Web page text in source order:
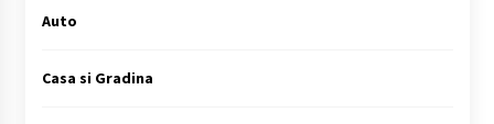
Auto
Casa si Gradina